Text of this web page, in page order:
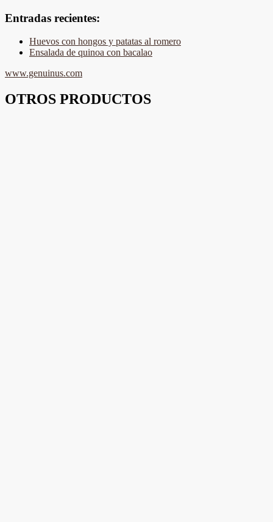
Entradas recientes:
Huevos con hongos y patatas al romero
Ensalada de quinoa con bacalao
www.genuinus.com
OTROS PRODUCTOS